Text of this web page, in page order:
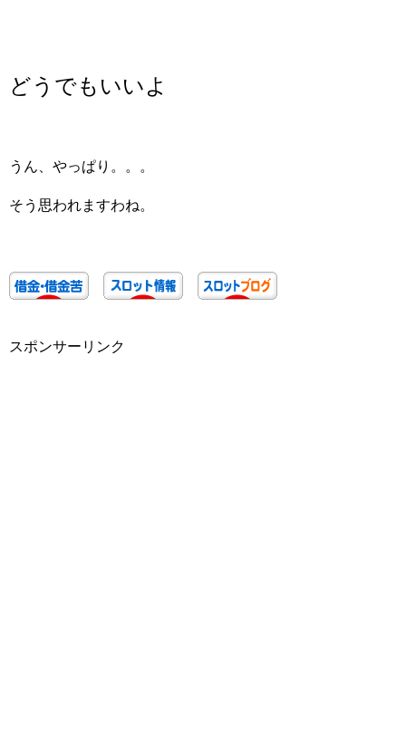
どうでもいいよ
うん、やっぱり。。。
そう思われますわね。
スポンサーリンク